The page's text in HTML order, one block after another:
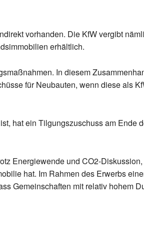
vorhanden. Die KfW vergibt
erhältlich.
In diesem
für Neubauten, wenn diese als
hat ein Tilgungszuschuss am Ende
Energiewende und CO2-
hat. Im Rahmen des Erwerbs
Gemeinschaften mit relativ hohem